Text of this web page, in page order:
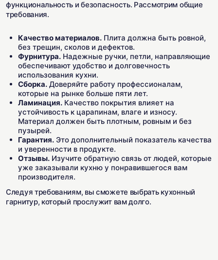
функциональность и безопасность. Рассмотрим общие
требования.
Качество материалов. Плита должна быть ровной,
без трещин, сколов и дефектов.
Фурнитура. Надежные ручки, петли, направляющие
обеспечивают удобство и долговечность
использования кухни.
Сборка. Доверяйте работу профессионалам,
которые на рынке больше пяти лет.
Ламинация. Качество покрытия влияет на
устойчивость к царапинам, влаге и износу.
Материал должен быть плотным, ровным и без
пузырей.
Гарантия. Это дополнительный показатель качества
и уверенности в продукте.
Отзывы. Изучите обратную связь от людей, которые
уже заказывали кухню у понравившегося вам
производителя.
Следуя требованиям, вы сможете выбрать кухонный
гарнитур, который прослужит вам долго.